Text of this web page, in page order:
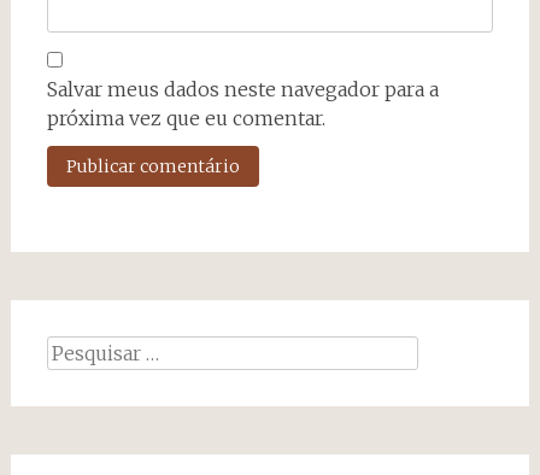
Salvar meus dados neste navegador para a
próxima vez que eu comentar.
Pesquisar